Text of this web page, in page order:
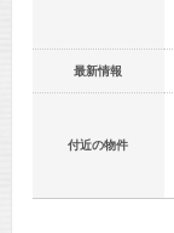
最新情報
付近の物件